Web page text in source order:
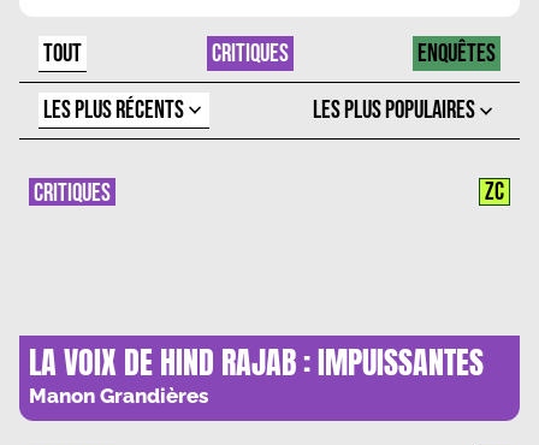
TOUT CRITIQUES
ENQUÊTES
LES PLUS RÉCENTS
LES PLUS POPULAIRES
LA VOIX DE HIND RAJAB : IMPUISSANTES
TOURS DE CONTROLE
Manon Grandières
CRITIQUES ZC